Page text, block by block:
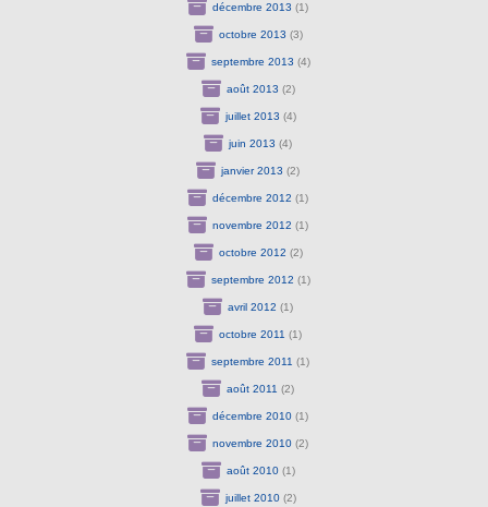
décembre 2013 (1)
octobre 2013 (3)
septembre 2013 (4)
août 2013 (2)
juillet 2013 (4)
juin 2013 (4)
janvier 2013 (2)
décembre 2012 (1)
novembre 2012 (1)
octobre 2012 (2)
septembre 2012 (1)
avril 2012 (1)
octobre 2011 (1)
septembre 2011 (1)
août 2011 (2)
décembre 2010 (1)
novembre 2010 (2)
août 2010(1)
juillet 2010(2)